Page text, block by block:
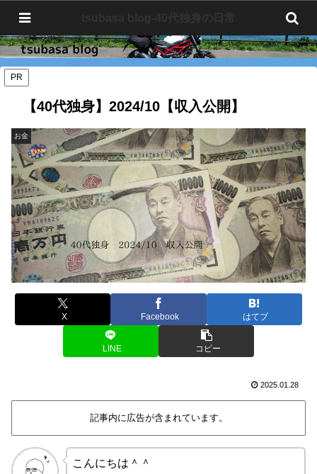
PR
【40代独身】2024/10【収入公開】
お金
X Facebook はてブ
LINE コピー
2025.01.28
記事内に広告が含まれています。
こんにちは＾＾